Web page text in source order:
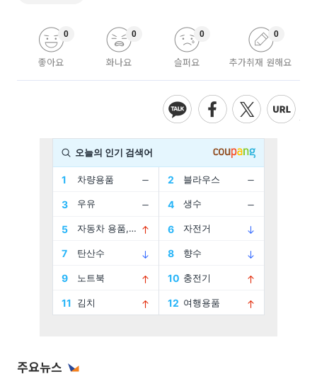
좋아요
0
화나요
0
슬퍼요
0
추가취재 원해요
0
주요뉴스